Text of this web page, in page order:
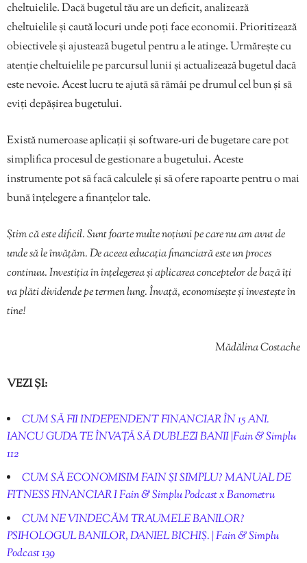
cheltuielile. Dacă bugetul tău are un deficit, analizează
cheltuielile și caută locuri unde poți face economii. Prioritizează
obiectivele și ajustează bugetul pentru a le atinge. Urmărește cu
atenție cheltuielile pe parcursul lunii și actualizează bugetul dacă
este nevoie. Acest lucru te ajută să rămâi pe drumul cel bun și să
eviți depășirea bugetului.
Există numeroase aplicații și software-uri de bugetare care pot
simplifica procesul de gestionare a bugetului. Aceste
instrumente pot să facă calculele și să ofere rapoarte pentru o mai
bună înțelegere a finanțelor tale.
Știm că este dificil. Sunt foarte multe noțiuni pe care nu am avut de
unde să le învățăm. De aceea educația financiară este un proces
continuu. Investiția în înțelegerea și aplicarea conceptelor de bază îți
va plăti dividende pe termen lung. Învață, economisește și investește în
tine!
Mădălina Costache
VEZI ȘI:
CUM SĂ FII INDEPENDENT FINANCIAR ÎN 15 ANI.
IANCU GUDA TE ÎNVAȚĂ SĂ DUBLEZI BANII |Fain & Simplu
112
CUM SĂ ECONOMISIM FAIN ȘI SIMPLU? MANUAL DE
FITNESS FINANCIAR I Fain & Simplu Podcast x Banometru
CUM NE VINDECĂM TRAUMELE BANILOR?
PSIHOLOGUL BANILOR, DANIEL BICHIȘ. | Fain & Simplu
Podcast 139